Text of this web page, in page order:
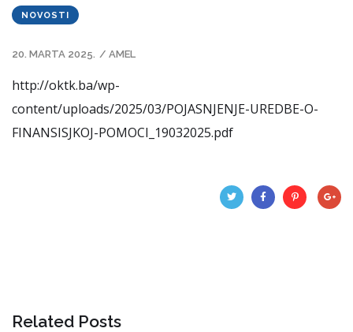
POSTOJEĆIH RADNIH
MJESTA ZA 2025. GODINU
NOVOSTI
20. MARTA 2025. / AMEL
http://oktk.ba/wp-
content/uploads/2025/03/POJASNJENJE-UREDBE-O-
FINANSISJKOJ-POMOCI_19032025.pdf
Related Posts